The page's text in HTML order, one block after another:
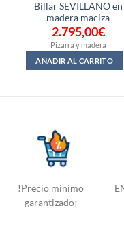
Billar SEVILLANO en
madera maciza
2.795,00€
Pizarra y madera
AÑADIR AL CARRITO
!Precio minimo
garantizado¡